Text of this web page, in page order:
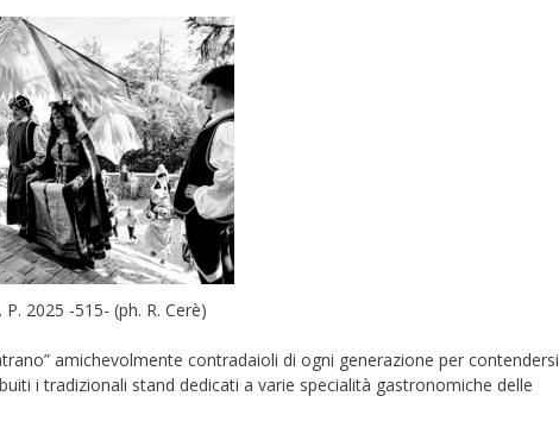
P. 2025 -515- (ph. R. Cerè)
amichevolmente contradaioli di ogni generazione per contendersi
i tradizionali stand dedicati a varie specialità gastronomiche delle